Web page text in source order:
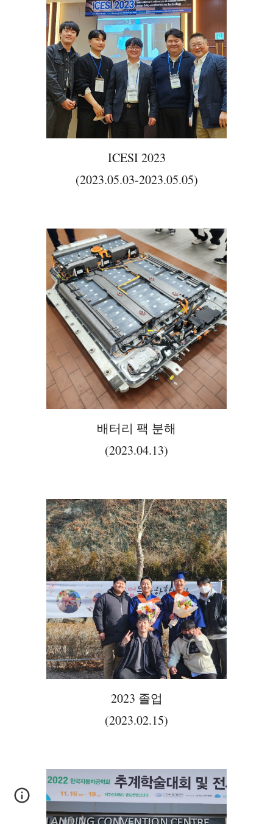
ICESI 2023
(2023.05.03-2023.05.05)
배터리 팩 분해
(2023.04.13)
2023 졸업
(2023.02.15)